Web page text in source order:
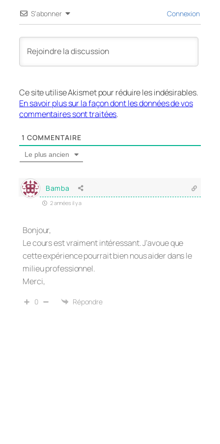
S’abonner Connexion
Ce site utilise Akismet pour réduire les indésirables.
En savoir plus sur la façon dont les données de vos
commentaires sont traitées.
1 COMMENTAIRE
Le plus ancien
Bamba
2 années il y a
Bonjour,
Le cours est vraiment intéressant. J’avoue que
cette expérience pourrait bien nous aider dans le
milieu professionnel.
Merci,
0 Répondre